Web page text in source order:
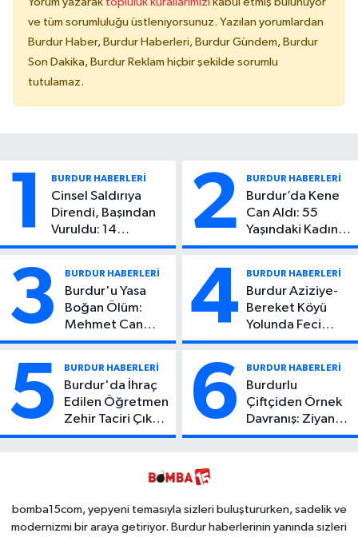
ve tüm sorumluluğu üstleniyorsunuz. Yazılan yorumlardan
Burdur Haber, Burdur Haberleri, Burdur Gündem, Burdur
Son Dakika, Burdur Reklam hiçbir şekilde sorumlu
tutulamaz.
1 BURDUR HABERLERİ
Cinsel Saldırıya
Direndi, Başından
Vuruldu: 14
Yaşındaki Çocuktan
2 BURDUR HABERLERİ
Burdur’da Kene
Can Aldı: 55
Yaşındaki Kadın
Hayatını Kaybetti
3 BURDUR HABERLERİ
Burdur'u Yasa
Boğan Ölüm:
Mehmet Can
Atıcı Genç Yaşta
4 BURDUR HABERLERİ
Burdur Aziziye-
Bereket Köyü
Yolunda Feci
Kaza: 1 Ölü, 2
5 BURDUR HABERLERİ
Burdur'da İhraç
Edilen Öğretmen
Zehir Taciri Çıktı:
Binlerce
6 BURDUR HABERLERİ
Burdurlu
Çiftçiden Örnek
Davranış: Ziyan
Olmasın Diye
Toplayabilecek
bomba15com, yepyeni temasıyla sizleri buluştururken, sadelik ve
modernizmi bir araya getiriyor. Burdur haberlerinin yanında sizleri